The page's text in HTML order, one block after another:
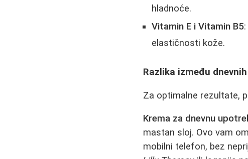
hladnoće.
Vitamin E i Vitamin B5
elastičnosti kože.
Razlika između
Za optimalne rezultate,
Krema za dnevnu
mastan sloj. Ovo vam
mobilni telefon, bez